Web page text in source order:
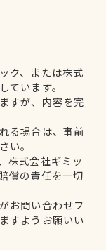
ク、または株式
ています。
すが、内容を完
る場合は、事前
い。
株式会社ギミッ
償の責任を一切
お問い合わせフ
すようお願いい